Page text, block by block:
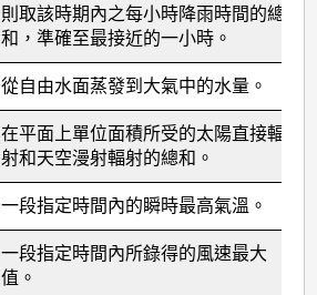
則取該時期內之每小時降雨時間的總
和，準確至最接近的一小時。
從自由水面蒸發到大氣中的水量。
在平面上單位面積所受的太陽直接輻
射和天空漫射輻射的總和。
一段指定時間內的瞬時最高氣溫。
一段指定時間內所錄得的風速最大
值。